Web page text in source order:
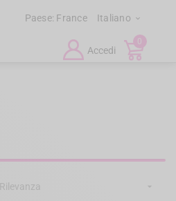
Paese: France Italiano 
Accedi
0
Rilevanza 